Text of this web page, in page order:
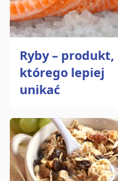
Ryby – produkt,
którego lepiej
unikać